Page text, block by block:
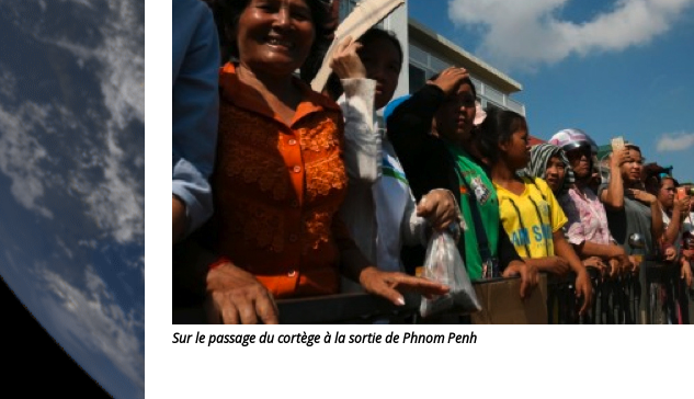
Sur le passage du cortège à la sortie de Phnom Penh